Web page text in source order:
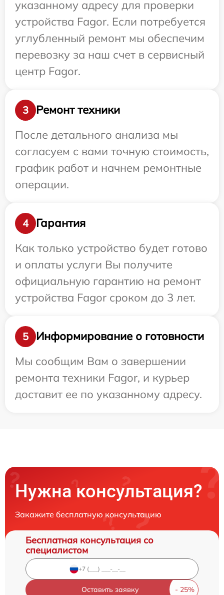
указанному адресу для проверки
устройства Fagor. Если потребуется
углубленный ремонт мы обеспечим
перевозку за наш счет в сервисный
центр Fagor.
3
Ремонт техники
После детального анализа мы
согласуем с вами точную стоимость,
график работ и начнем ремонтные
операции.
4
Гарантия
Как только устройство будет готово
и оплаты услуги Вы получите
официальную гарантию на ремонт
устройства Fagor сроком до 3 лет.
5
Информирование о готовности
Мы сообщим Вам о завершении
ремонта техники Fagor, и курьер
доставит ее по указанному адресу.
Нужна консультация?
Закажите бесплатную консультацию
Бесплатная консультация со
специалистом
Оставить заявку